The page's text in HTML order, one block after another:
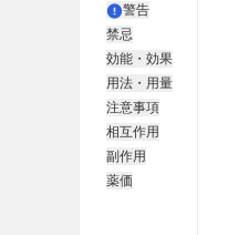
警告
禁忌
効能・効果
用法・用量
注意事項
相互作用
副作用
薬価